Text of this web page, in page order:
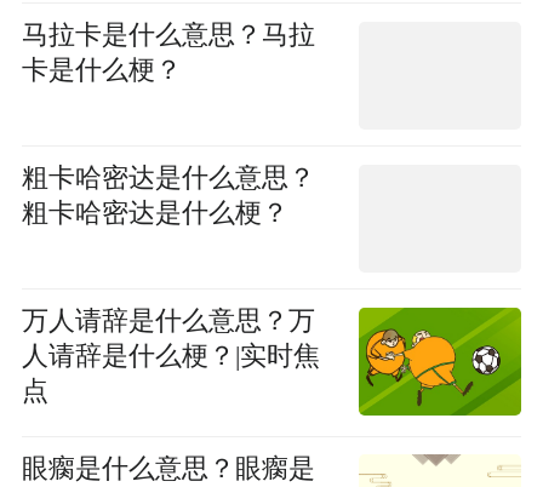
马拉卡是什么意思？马拉
卡是什么梗？
粗卡哈密达是什么意思？
粗卡哈密达是什么梗？
万人请辞是什么意思？万
人请辞是什么梗？|实时焦
点
眼瘸是什么意思？眼瘸是